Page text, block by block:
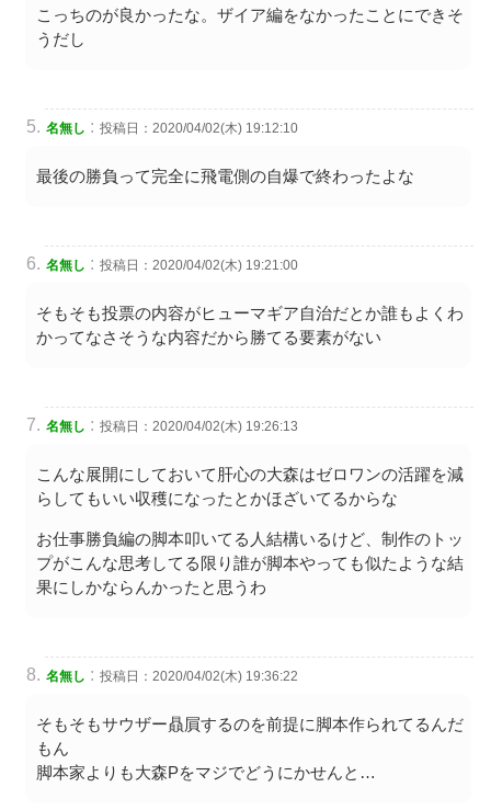
こっちのが良かったな。ザイア編をなかったことにできそ
うだし
名無し : 投稿日：2020/04/02(木) 19:12:10
最後の勝負って完全に飛電側の自爆で終わったよな
名無し : 投稿日：2020/04/02(木) 19:21:00
そもそも投票の内容がヒューマギア自治だとか誰もよくわ
かってなさそうな内容だから勝てる要素がない
名無し : 投稿日：2020/04/02(木) 19:26:13
こんな展開にしておいて肝心の大森はゼロワンの活躍を減
らしてもいい収穫になったとかほざいてるからな
お仕事勝負編の脚本叩いてる人結構いるけど、制作のトッ
プがこんな思考してる限り誰が脚本やっても似たような結
果にしかならんかったと思うわ
名無し : 投稿日：2020/04/02(木) 19:36:22
そもそもサウザー贔屓するのを前提に脚本作られてるんだ
もん
脚本家よりも大森Pをマジでどうにかせんと…